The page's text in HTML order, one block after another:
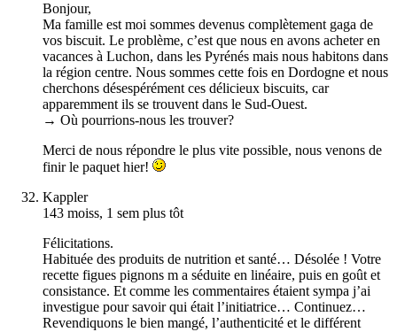
Bonjour,
Ma famille est moi sommes devenus complètement gaga de
vos biscuit. Le problème, c’est que nous en avons acheter en
vacances à Luchon, dans les Pyrénés mais nous habitons dans
la région centre. Nous sommes cette fois en Dordogne et nous
cherchons désespérément ces délicieux biscuits, car
apparemment ils se trouvent dans le Sud-Ouest.
→ Où pourrions-nous les trouver?
Merci de nous répondre le plus vite possible, nous venons de
finir le paquet hier!
Kappler
143 moiss, 1 sem plus tôt
Félicitations.
Habituée des produits de nutrition et santé… Désolée ! Votre
recette figues pignons m a séduite en linéaire, puis en goût et
consistance. Et comme les commentaires étaient sympa j’ai
investigue pour savoir qui était l’initiatrice… Continuez…
Revendiquons le bien mangé, l’authenticité et le différent